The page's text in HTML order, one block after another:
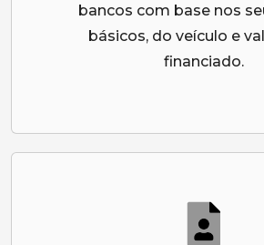
bancos com base nos
básicos, do veículo e
financiado.